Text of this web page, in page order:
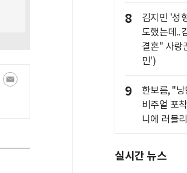
8
김지민 '성
도했는데..
결혼" 사랑
민')
9
한보름, "
비주얼 포
니에 러블
실시간 뉴스